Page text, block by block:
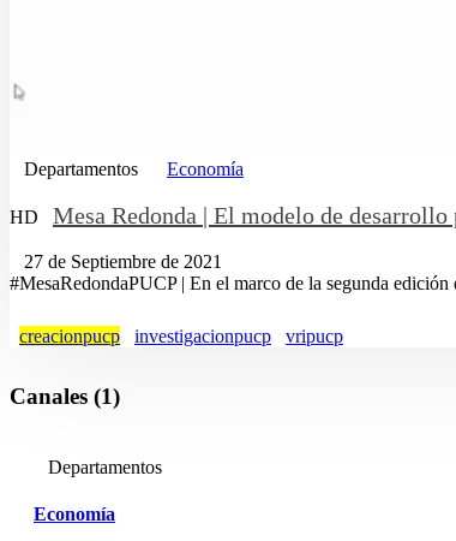
Departamentos Economía
HD Mesa Redonda | El modelo de
27 de Septiembre de 2021
#MesaRedondaPUCP | En el marco de la segunda
creacionpucp investigacionpucp vripucp
Canales (1)
Departamentos
Economía